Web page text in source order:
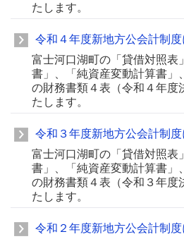
たします。
令和４年度新地方公会計制
富士河口湖町の「貸借対照表
書」、「純資産変動計算書」
の財務書類４表（令和４年度
たします。
令和３年度新地方公会計制
富士河口湖町の「貸借対照表
書」、「純資産変動計算書」
の財務書類４表（令和３年度
たします。
令和２年度新地方公会計制